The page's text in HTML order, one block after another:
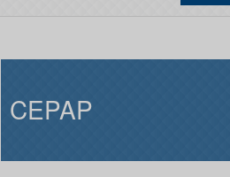
CEPAP